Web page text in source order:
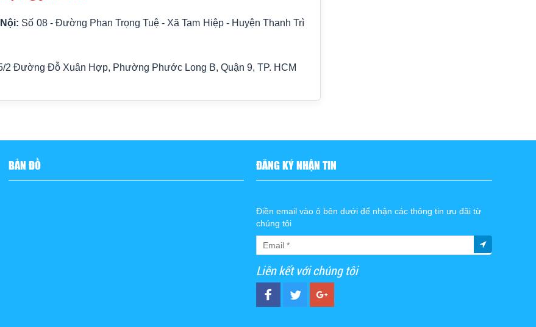
Số 08 - Đường Phan Trọng Tuệ - Xã Tam Hiệp - Huyện Thanh Trì
2 Đường Đỗ Xuân Hợp, Phường Phước Long B, Quận 9, TP. HCM
BẢN ĐỒ ĐĂNG KÝ NHẬN TIN
Điền email vào ô bên dưới để nhận các thông tin ưu đãi từ
chúng tôi
Liên kết với chúng tôi